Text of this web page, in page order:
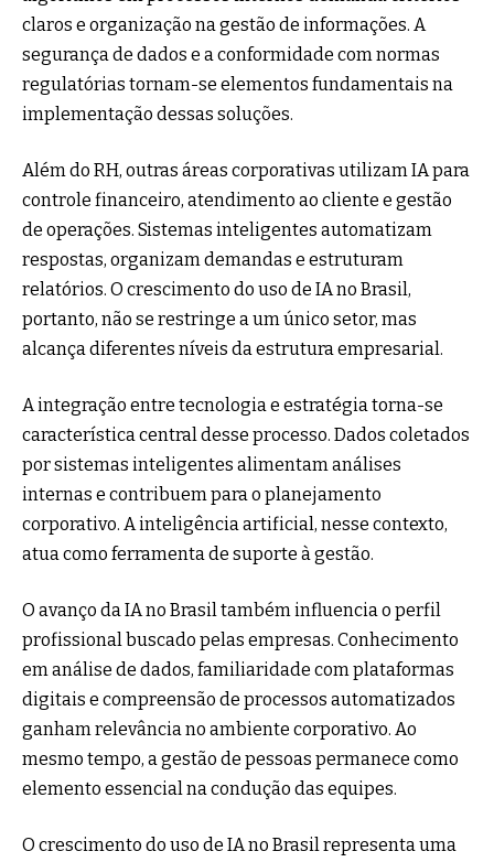
claros e organização na gestão de informações. A
segurança de dados e a conformidade com normas
regulatórias tornam-se elementos fundamentais na
implementação dessas soluções.
Além do RH, outras áreas corporativas utilizam IA para
controle financeiro, atendimento ao cliente e gestão
de operações. Sistemas inteligentes automatizam
respostas, organizam demandas e estruturam
relatórios. O crescimento do uso de IA no Brasil,
portanto, não se restringe a um único setor, mas
alcança diferentes níveis da estrutura empresarial.
A integração entre tecnologia e estratégia torna-se
característica central desse processo. Dados coletados
por sistemas inteligentes alimentam análises
internas e contribuem para o planejamento
corporativo. A inteligência artificial, nesse contexto,
atua como ferramenta de suporte à gestão.
O avanço da IA no Brasil também influencia o perfil
profissional buscado pelas empresas. Conhecimento
em análise de dados, familiaridade com plataformas
digitais e compreensão de processos automatizados
ganham relevância no ambiente corporativo. Ao
mesmo tempo, a gestão de pessoas permanece como
elemento essencial na condução das equipes.
O crescimento do uso de IA no Brasil representa uma